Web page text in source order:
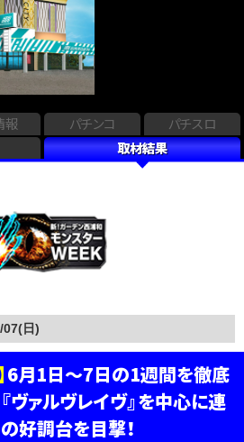
報 パチンコ
パチスロ
取材結果
07(日)
6月1日～7日の1週間を徹底
ヴァルヴレイヴ』を中心に連
好調台を目撃！